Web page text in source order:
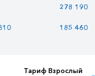
278 190
185 460
Тариф Взрослый